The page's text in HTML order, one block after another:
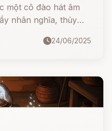
một cô đào hát âm
nhân nghĩa, thủy
mang định kiến xã
24/06/2025